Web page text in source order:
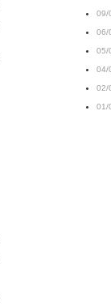
09/
06/
05/
04/
02/
01/